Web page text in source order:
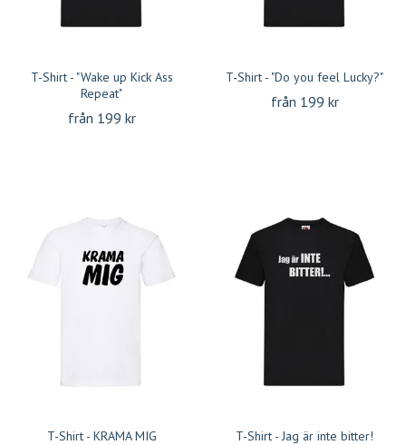
T-Shirt - "Wake up Kick Ass
Repeat"
från 199 kr
T-Shirt - "Do you feel Lucky?"
från 199 kr
T-Shirt - KRAMA MIG T-Shirt - Jag är inte bitter!